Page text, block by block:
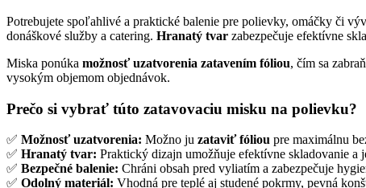
Potrebujete spoľahlivé a praktické balenie pre polievky, omáčky či
donáškové služby a catering. Hranatý tvar zabezpečuje efektívne
Miska ponúka možnosť uzatvorenia zatavením fóliou, čím sa
vysokým objemom objednávok.
Prečo si vybrať túto zatavovaciu misku na polievku?
✅ Možnosť uzatvorenia: Možno ju zataviť fóliou pre maximálnu
✅ Hranatý tvar: Praktický dizajn umožňuje efektívne skladovanie a
✅ Bezpečné balenie: Chráni obsah pred vyliatím a zabezpečuje
✅ Odolný materiál: Vhodná pre teplé aj studené pokrmy, pevná